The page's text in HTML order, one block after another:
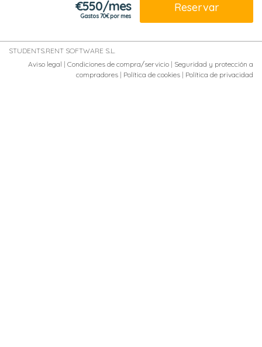
€550/mes
Gastos 70€ por mes
Reservar
STUDENTS.RENT SOFTWARE S.L.
Aviso legal | Condiciones de compra/servicio | Seguridad y protección a
compradores | Política de cookies | Política de privacidad